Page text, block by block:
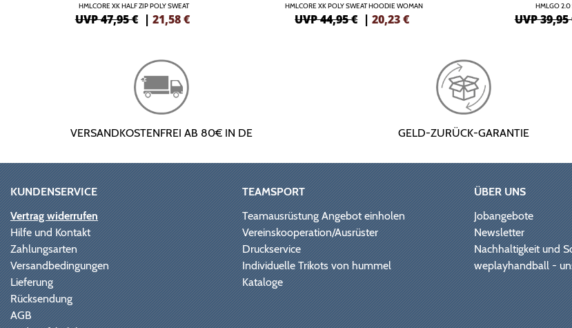
HMLCORE XK HALF ZIP POLY SWEAT
UVP 47,95 € | 21,58€
HMLCORE XK POLY SWEAT HOODIE WOMAN
UVP 44,95 € |20,23€
HMLGO 2.0
UVP 39,95
VERSANDKOSTENFREI AB 80€ IN DE GELD-ZURÜCK-GARANTIE
KUNDENSERVICE
Vertrag widerrufen
Hilfe und Kontakt
Zahlungsarten
Versandbedingungen
Lieferung
Rücksendung
AGB
TEAMSPORT
Teamausrüstung Angebot einholen
Vereinskooperation/Ausrüster
Druckservice
Individuelle Trikots von hummel
Kataloge
ÜBER UNS
Jobangebote
Newsletter
Nachhaltigkeit und
weplayhandball -